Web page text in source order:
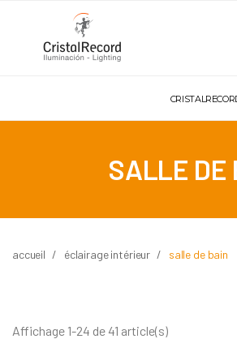
SALLE DE
accueil éclairage intérieur salle de bain
Affichage 1-24 de 41 article(s)